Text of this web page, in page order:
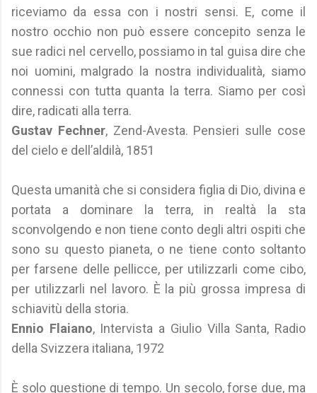
riceviamo da essa con i nostri sensi. E, come il
nostro occhio non può essere concepito senza le
sue radici nel cervello, possiamo in tal guisa dire che
noi uomini, malgrado la nostra individualità, siamo
connessi con tutta quanta la terra. Siamo per così
dire, radicati alla terra.
Gustav Fechner, Zend-Avesta. Pensieri sulle cose
del cielo e dell’aldilà, 1851
Questa umanità che si considera figlia di Dio, divina e
portata a dominare la terra, in realtà la sta
sconvolgendo e non tiene conto degli altri ospiti che
sono su questo pianeta, o ne tiene conto soltanto
per farsene delle pellicce, per utilizzarli come cibo,
per utilizzarli nel lavoro. È la più grossa impresa di
schiavitù della storia.
Ennio Flaiano, Intervista a Giulio Villa Santa, Radio
della Svizzera italiana, 1972
È solo questione di tempo. Un secolo, forse due, ma